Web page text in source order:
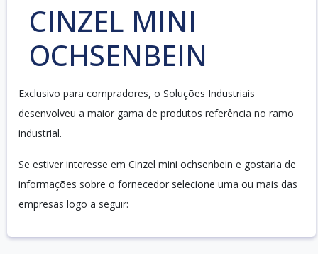
CINZEL MINI
OCHSENBEIN
Exclusivo para compradores, o Soluções Industriais
desenvolveu a maior gama de produtos referência no ramo
industrial.
Se estiver interesse em Cinzel mini ochsenbein e gostaria de
informações sobre o fornecedor selecione uma ou mais das
empresas logo a seguir: